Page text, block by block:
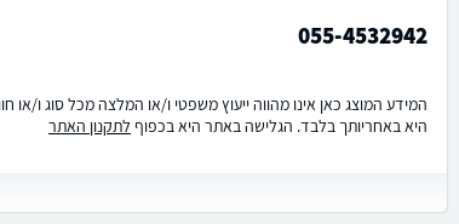
055-4532942
המידע המוצג כאן אינו מהווה ייעוץ משפטי ו/או המלצה מכל סוג ו/
היא באחריותך בלבד. הגלישה באתר היא בכפוף לתקנון האתר